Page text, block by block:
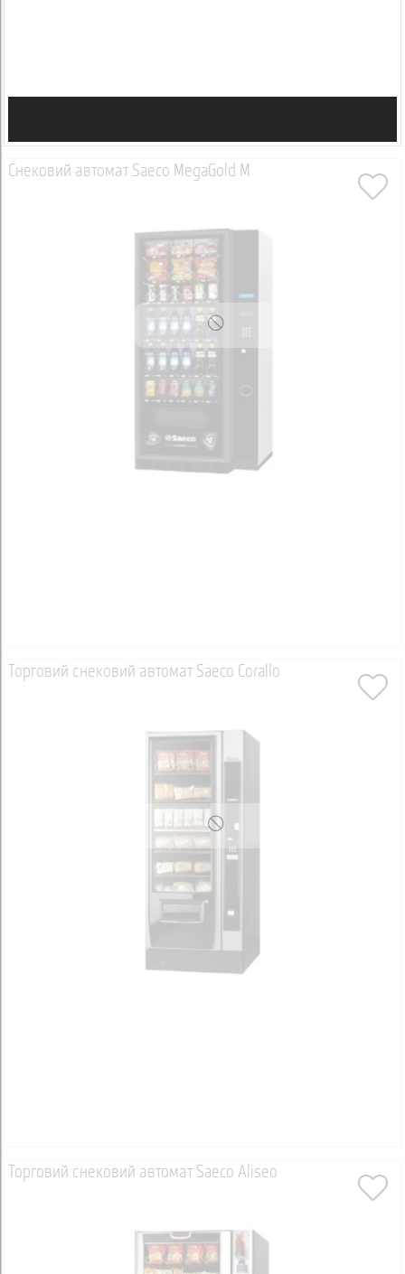
Снековий автомат Saeco MegaGold M
Торговий снековий автомат Saeco Corallo
Торговий снековий автомат Saeco Aliseo